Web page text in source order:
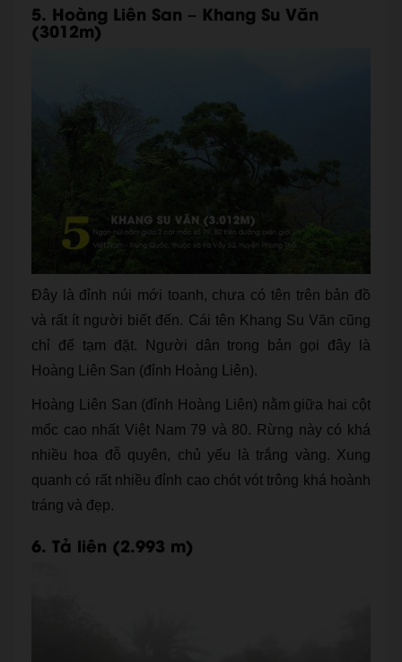
5. Hoàng Liên San – Khang Su Văn
(3012m)
Đây là đỉnh núi mới toanh, chưa có tên trên bản đồ
và rất ít người biết đến. Cái tên Khang Su Văn cũng
chỉ để tạm đặt. Người dân trong bản gọi đây là
Hoàng Liên San (đỉnh Hoàng Liên).
Hoàng Liên San (đỉnh Hoàng Liên) nằm giữa hai cột
mốc cao nhất Việt Nam 79 và 80. Rừng này có khá
nhiều hoa đỗ quyên, chủ yếu là trắng vàng. Xung
quanh có rất nhiều đỉnh cao chót vót trông khá hoành
tráng và đẹp.
6. Tả liên (2.993 m)